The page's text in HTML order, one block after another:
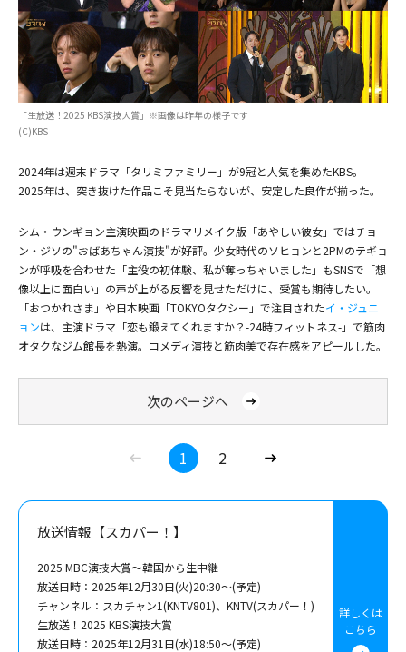
「生放送！2025 KBS演技大賞」※画像は昨年の様子です
(C)KBS
2024年は週末ドラマ「タリミファミリー」が9冠と人気を集めたKBS。
2025年は、突き抜けた作品こそ見当たらないが、安定した良作が揃った。
シム・ウンギョン主演映画のドラマリメイク版「あやしい彼女」ではチョ
ン・ジソの"おばあちゃん演技"が好評。少女時代のソヒョンと2PMのテギョ
ンが呼吸を合わせた「主役の初体験、私が奪っちゃいました」もSNSで「想
像以上に面白い」の声が上がる反響を見せただけに、受賞も期待したい。
「おつかれさま」や日本映画「TOKYOタクシー」で注目されたイ・ジュニ
ョンは、主演ドラマ「恋も鍛えてくれますか？-24時フィットネス-」で筋肉
オタクなジム館長を熱演。コメディ演技と筋肉美で存在感をアピールした。
次のページへ
1 2
放送情報【スカパー！】
2025 MBC演技大賞～韓国から生中継
放送日時：2025年12月30日(火)20:30～(予定)
チャンネル：スカチャン1(KNTV801)、KNTV(スカパー！)
生放送！2025 KBS演技大賞
放送日時：2025年12月31日(水)18:50～(予定)
詳しくは
こちら